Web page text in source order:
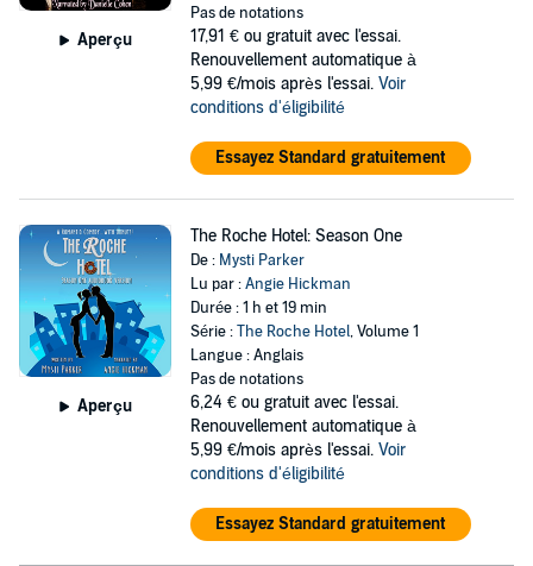
Aperçu
Pas de notations
17,91 € ou gratuit avec l'essai.
Renouvellement automatique à
5,99 €/mois après l'essai. Voir
conditions d'éligibilité
Essayez Standard gratuitement
Aperçu
The Roche Hotel: Season One
De : Mysti Parker
Lu par :Angie Hickman
Durée : 1 h et 19 min
Série :The Roche Hotel, Volume 1
Langue : Anglais
Pas de notations
6,24 € ou gratuit avec l'essai.
Renouvellement automatique à
5,99 €/mois après l'essai. Voir
conditions d'éligibilité
Essayez Standard gratuitement